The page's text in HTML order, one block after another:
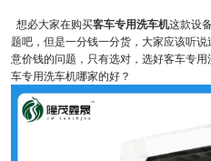
想必大家在购买客车专用洗车机这款设
题吧，但是一分钱一分货，大家应该听
意价钱的问题，只有选对，选好客车专
车专用洗车机哪家的好？